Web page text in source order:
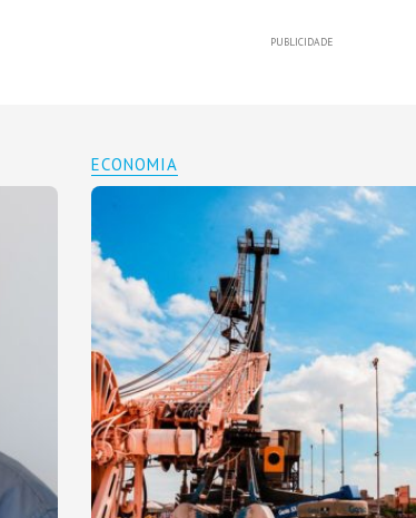
PUBLICIDADE
ECONOMIA